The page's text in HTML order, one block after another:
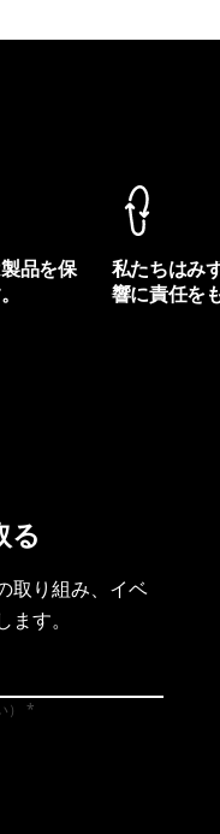
品を保
私たちはみ
響に責任を
る
取り組み、イベ
す。